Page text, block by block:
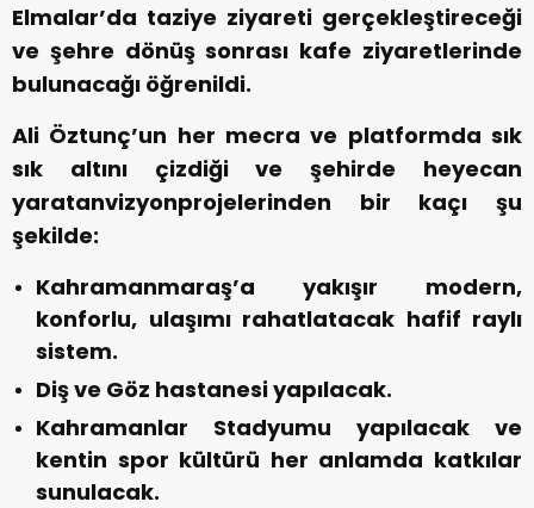
Elmalar’da taziye ziyareti gerçekleştireceği
ve şehre dönüş sonrası kafe ziyaretlerinde
bulunacağı öğrenildi.
Ali Öztunç’un her mecra ve platformda sık
sık altını çizdiği ve şehirde heyecan
yaratanvizyonprojelerinden bir kaçı şu
şekilde:
Kahramanmaraş’a yakışır modern,
konforlu, ulaşımı rahatlatacak hafif raylı
sistem.
Diş ve Göz hastanesi yapılacak.
Kahramanlar Stadyumu yapılacak ve
kentin spor kültürü her anlamda katkılar
sunulacak.